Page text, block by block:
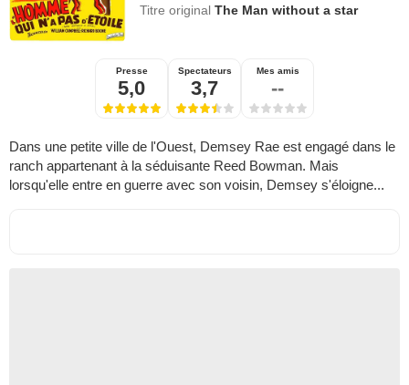
Titre originalThe Man without a star
Presse
5,0
Spectateurs
3,7
Mes amis
--
Dans une petite ville de l'Ouest, Demsey Rae est engagé dans le
ranch appartenant à la séduisante Reed Bowman. Mais
lorsqu'elle entre en guerre avec son voisin, Demsey s'éloigne...